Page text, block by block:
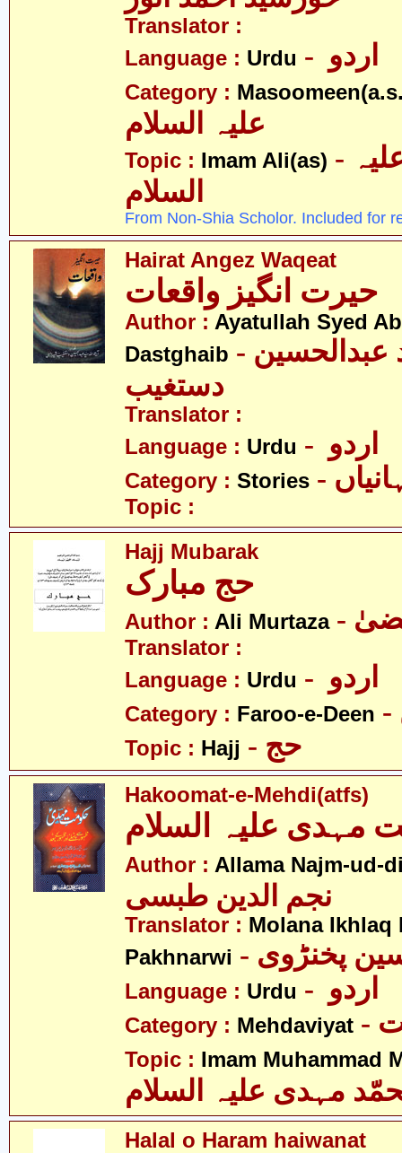
Translator :
Language : Urdu
Category :
Topic : Imam Ali(as) - امام علی علیہ
السلام
From Non-Shia Scholor. Included for
Hairat Angez Waqeat
Author : Ayatullah Syed
Dastghaib - آیت اللہ سیّد عبدالحسین
دستغیب
Translator :
Language : Urdu
Category : Stories
Topic :
Hajj Mubarak
Author : Ali Murtaza
Translator :
Language : Urdu
Category : Faroo-e-Deen
Topic : Hajj - حج
Hakoomat-e-Mehdi(atfs)
مہدی علیہ السلام
Author : Allama Najm-ud-
نجم الدین طبسی
Translator : Molana Ikhlaq
Pakhnarwi
پخنڑوی
Language : Urdu
Category : Mehdaviyat
Topic : Imam Muhammad
مہدی علیہ السلام
Halal o Haram haiwanat